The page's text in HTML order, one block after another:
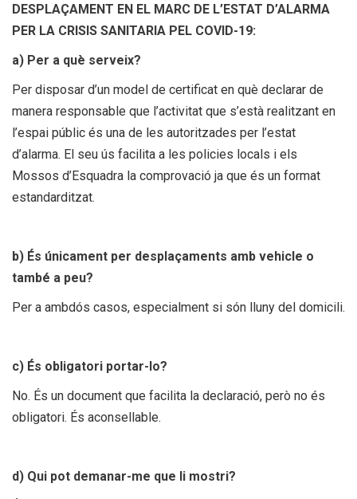
DESPLAÇAMENT EN EL MARC DE L’ESTAT D’ALARMA
PER LA CRISIS SANITARIA PEL COVID-19:
a) Per a què serveix?
Per disposar d’un model de certificat en què declarar de
manera responsable que l’activitat que s’està realitzant en
l’espai públic és una de les autoritzades per l’estat
d’alarma. El seu ús facilita a les policies locals i els
Mossos d’Esquadra la comprovació ja que és un format
estandarditzat.
b) És únicament per desplaçaments amb vehicle o
també a peu?
Per a ambdós casos, especialment si són lluny del domicili.
c) És obligatori portar-lo?
No. És un document que facilita la declaració, però no és
obligatori. És aconsellable.
d) Qui pot demanar-me que li mostri?